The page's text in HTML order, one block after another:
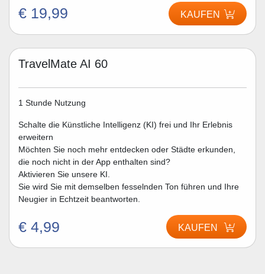
€ 19,99 KAUFEN
TravelMate AI 60
1 Stunde Nutzung
Schalte die Künstliche Intelligenz (KI) frei und Ihr Erlebnis
erweitern
Möchten Sie noch mehr entdecken oder Städte erkunden,
die noch nicht in der App enthalten sind?
Aktivieren Sie unsere KI.
Sie wird Sie mit demselben fesselnden Ton führen und Ihre
Neugier in Echtzeit beantworten.
€ 4,99 KAUFEN